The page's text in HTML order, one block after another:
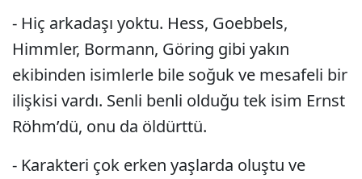
- Hiç arkadaşı yoktu. Hess, Goebbels,
Himmler, Bormann, Göring gibi yakın
ekibinden isimlerle bile soğuk ve mesafeli bir
ilişkisi vardı. Senli benli olduğu tek isim Ernst
Röhm’dü, onu da öldürttü.
- Karakteri çok erken yaşlarda oluştu ve